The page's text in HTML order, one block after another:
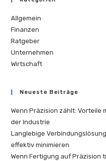
Allgemein
Finanzen
Ratgeber
Unternehmen
Wirtschaft
Neueste Beiträge
Wenn Präzision zählt: Vorteile
der Industrie
Langlebige
effektiv minimieren
Wenn Fertigung auf Präzision